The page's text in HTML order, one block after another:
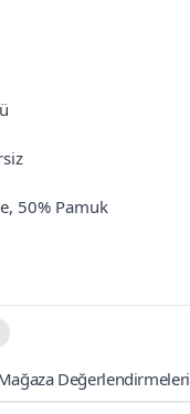
50% Pamuk
Değerlendirmeleri